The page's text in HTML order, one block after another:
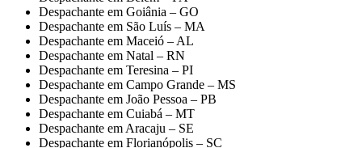
Despachante em Goiânia – GO
Despachante em São Luís – MA
Despachante em Maceió – AL
Despachante em Natal – RN
Despachante em Teresina – PI
Despachante em Campo Grande – MS
Despachante em João Pessoa – PB
Despachante em Cuiabá – MT
Despachante em Aracaju – SE
Despachante em Florianópolis – SC